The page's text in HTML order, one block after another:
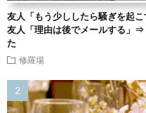
友人「もう少ししたら騒ぎを起
友人「理由は後でメールする」
た
修羅場